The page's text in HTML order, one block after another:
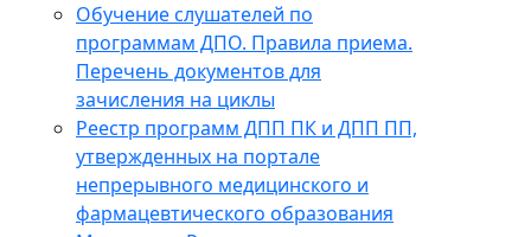
Обучение слушателей по
программам ДПО. Правила приема.
Перечень документов для
зачисления на циклы
Реестр программ ДПП ПК и ДПП ПП,
утвержденных на портале
непрерывного медицинского и
фармацевтического образования